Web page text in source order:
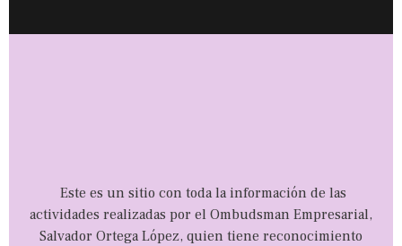
Este es un sitio con toda la información de las
actividades realizadas por el Ombudsman Empresarial,
Salvador Ortega López, quien tiene reconocimiento